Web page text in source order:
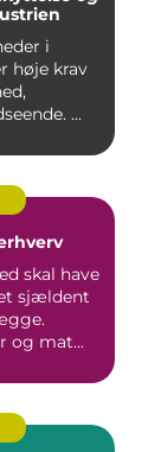
i
høje krav
...
skal have
sjældent
og mat...